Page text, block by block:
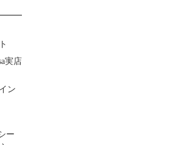
実店
ン
ー